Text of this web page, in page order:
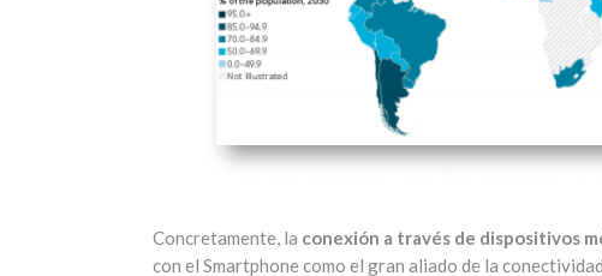
Concretamente, la conexión a través de dispositivos
con el Smartphone como el gran aliado de la